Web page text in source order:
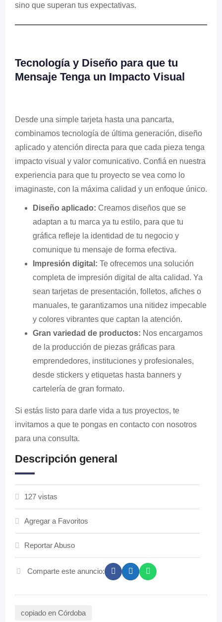
sino que superan tus expectativas.
Tecnología y Diseño para que tu
Mensaje Tenga un Impacto Visual
Desde una simple tarjeta hasta una pancarta,
combinamos tecnología de última generación, diseño
aplicado y atención directa para que cada pieza tenga
impacto visual y valor comunicativo. Confiá en nuestra
experiencia para que tu proyecto se vea como lo
imaginaste, con la máxima calidad y un enfoque único.
Diseño aplicado: Creamos diseños que se
adaptan a tu marca ya tu estilo, para que tu
gráfica refleje la identidad de tu negocio y
comunique tu mensaje de forma efectiva.
Impresión digital: Te ofrecemos una solución
completa de impresión digital de alta calidad. Ya
sean tarjetas de presentación, folletos, afiches o
manuales, te garantizamos una nitidez impecable
y colores vibrantes que captan la atención.
Gran variedad de productos: Nos encargamos
de la producción de piezas gráficas para
emprendedores, instituciones y profesionales,
desde stickers y etiquetas hasta banners y
cartelería de gran formato.
Si estás listo para darle vida a tus proyectos, te
invitamos a que te pongas en contacto con nosotros
para una consulta.
Descripción general
127 vistas
Agregar a Favoritos
Reportar Abuso
Comparte este anuncio:
copiado en Córdoba